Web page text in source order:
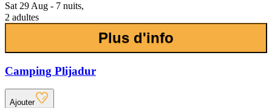
Sat 29 Aug - 7 nuits,
2 adultes
Plus d'info
Camping Plijadur
Ajouter